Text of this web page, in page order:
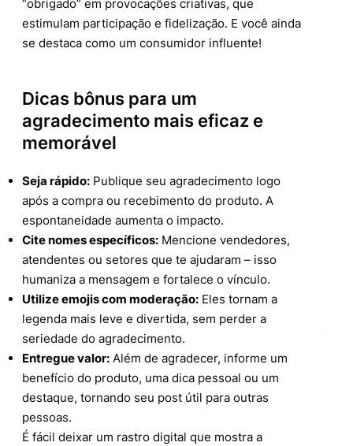
“obrigado” em provocações criativas, que
estimulam participação e fidelização. E você ainda
se destaca como um consumidor influente!
Dicas bônus para um
agradecimento mais eficaz e
memorável
Seja rápido: Publique seu agradecimento logo
após a compra ou recebimento do produto. A
espontaneidade aumenta o impacto.
Cite nomes específicos: Mencione vendedores,
atendentes ou setores que te ajudaram – isso
humaniza a mensagem e fortalece o vínculo.
Utilize emojis com moderação: Eles tornam a
legenda mais leve e divertida, sem perder a
seriedade do agradecimento.
Entregue valor: Além de agradecer, informe um
benefício do produto, uma dica pessoal ou um
destaque, tornando seu post útil para outras
pessoas.
É fácil deixar um rastro digital que mostra a